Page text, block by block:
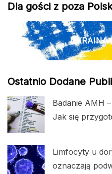
Dla gości z poza
Ostatnio Dodane
Badanie AMH
Jak się
Limfocyty u
oznaczają